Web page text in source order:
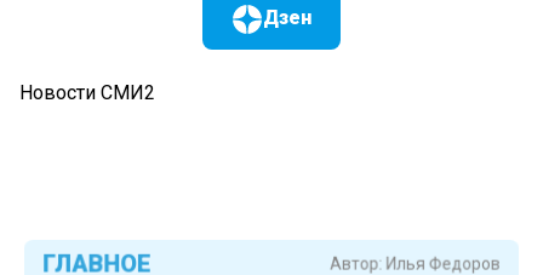
Дзен
Новости СМИ2
ГЛАВНОЕ